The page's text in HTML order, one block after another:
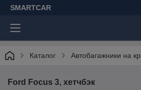
SMARTCAR
Каталог Автобагажники на
Ford Focus 3, хетчбэк